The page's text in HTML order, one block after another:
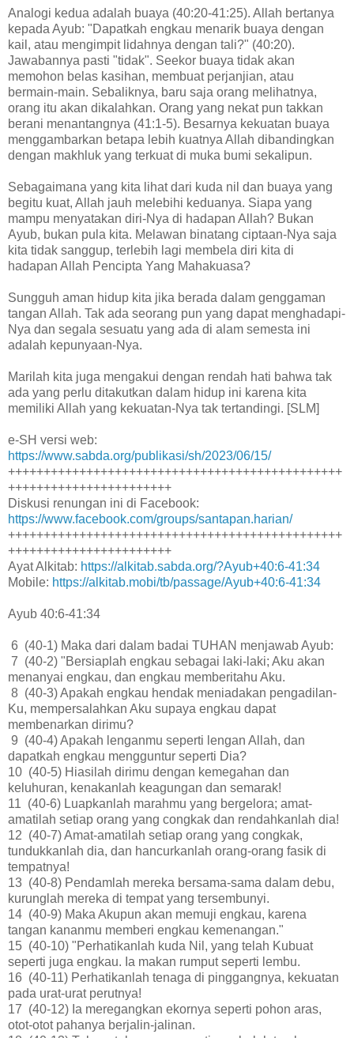
Analogi kedua adalah buaya (40:20-41:25). Allah bertanya
kepada Ayub: "Dapatkah engkau menarik buaya dengan
kail, atau mengimpit lidahnya dengan tali?" (40:20).
Jawabannya pasti "tidak". Seekor buaya tidak akan
memohon belas kasihan, membuat perjanjian, atau
bermain-main. Sebaliknya, baru saja orang melihatnya,
orang itu akan dikalahkan. Orang yang nekat pun takkan
berani menantangnya (41:1-5). Besarnya kekuatan buaya
menggambarkan betapa lebih kuatnya Allah dibandingkan
dengan makhluk yang terkuat di muka bumi sekalipun.
Sebagaimana yang kita lihat dari kuda nil dan buaya yang
begitu kuat, Allah jauh melebihi keduanya. Siapa yang
mampu menyatakan diri-Nya di hadapan Allah? Bukan
Ayub, bukan pula kita. Melawan binatang ciptaan-Nya saja
kita tidak sanggup, terlebih lagi membela diri kita di
hadapan Allah Pencipta Yang Mahakuasa?
Sungguh aman hidup kita jika berada dalam genggaman
tangan Allah. Tak ada seorang pun yang dapat menghadapi-
Nya dan segala sesuatu yang ada di alam semesta ini
adalah kepunyaan-Nya.
Marilah kita juga mengakui dengan rendah hati bahwa tak
ada yang perlu ditakutkan dalam hidup ini karena kita
memiliki Allah yang kekuatan-Nya tak tertandingi. [SLM]
e-SH versi web:
https://www.sabda.org/publikasi/sh/2023/06/15/
+++++++++++++++++++++++++++++++++++++++++++++++
+++++++++++++++++++++++
Diskusi renungan ini di Facebook:
https://www.facebook.com/groups/santapan.harian/
+++++++++++++++++++++++++++++++++++++++++++++++
+++++++++++++++++++++++
Ayat Alkitab: https://alkitab.sabda.org/?Ayub+40:6-41:34
Mobile: https://alkitab.mobi/tb/passage/Ayub+40:6-41:34
Ayub 40:6-41:34
6 (40-1) Maka dari dalam badai TUHAN menjawab Ayub:
7 (40-2) "Bersiaplah engkau sebagai laki-laki; Aku akan
menanyai engkau, dan engkau memberitahu Aku.
8 (40-3) Apakah engkau hendak meniadakan pengadilan-
Ku, mempersalahkan Aku supaya engkau dapat
membenarkan dirimu?
9 (40-4) Apakah lenganmu seperti lengan Allah, dan
dapatkah engkau mengguntur seperti Dia?
10 (40-5) Hiasilah dirimu dengan kemegahan dan
keluhuran, kenakanlah keagungan dan semarak!
11 (40-6) Luapkanlah marahmu yang bergelora; amat-
amatilah setiap orang yang congkak dan rendahkanlah dia!
12 (40-7) Amat-amatilah setiap orang yang congkak,
tundukkanlah dia, dan hancurkanlah orang-orang fasik di
tempatnya!
13 (40-8) Pendamlah mereka bersama-sama dalam debu,
kurunglah mereka di tempat yang tersembunyi.
14 (40-9) Maka Akupun akan memuji engkau, karena
tangan kananmu memberi engkau kemenangan."
15 (40-10) "Perhatikanlah kuda Nil, yang telah Kubuat
seperti juga engkau. Ia makan rumput seperti lembu.
16 (40-11) Perhatikanlah tenaga di pinggangnya, kekuatan
pada urat-urat perutnya!
17 (40-12) Ia meregangkan ekornya seperti pohon aras,
otot-otot pahanya berjalin-jalinan.